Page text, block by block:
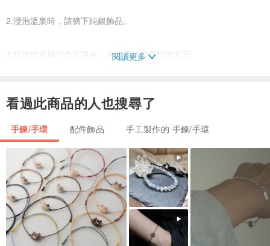
2.浸泡溫泉時，請摘下純銀飾品。
3.銀飾變黃屬於自然現象，建議用拭銀布輕擦表面。
水晶保養方式:
1、在劇烈運動或洗澡時，一定要先將草莓晶存放好，以免將其摔碎，
還要避免與尖硬物發生碰撞或摩擦，以免留下劃痕，影響美觀
2、草莓晶在太陽下暴曬，會導致草莓晶因褪色而失去嬌嫩的顏色，所
以我們在放置和保存草莓晶時千萬要避免將草莓晶放在有強烈光線照
閱讀更多
看過此商品的人也搜尋了
手鍊/手環 配件飾品 手工製作的 手鍊/手環